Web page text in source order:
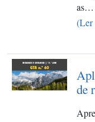
as…
(Ler
de